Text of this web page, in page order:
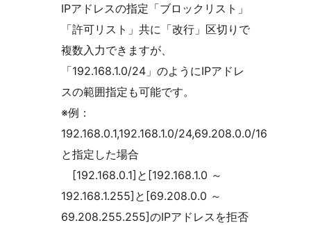
IPアドレスの指定「ブロックリスト」
「許可リスト」共に「改行」区切りで
複数入力できますが、
「192.168.1.0/24」のようにIPアドレ
スの範囲指定も可能です。
※例：
192.168.0.1,192.168.1.0/24,69.208.0.0/16
と指定した場合
[192.168.0.1]と[192.168.1.0 ～
192.168.1.255]と[69.208.0.0 ～
69.208.255.255]のIPアドレスを拒否